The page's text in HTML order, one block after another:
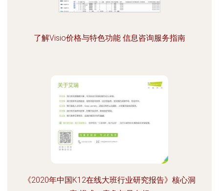
了解Visio价格与特色功能 信息咨询服务指南
《2020年中国K12在线大班行业研究报告》核心洞